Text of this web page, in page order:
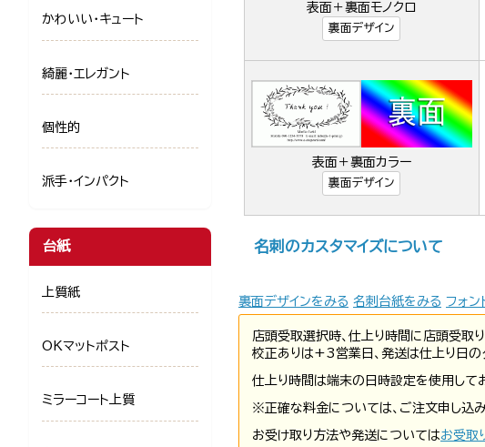
表面＋裏面モノクロ
裏面デザイン
表面＋裏面カラー
裏面デザイン
名刺のカスタマイズについて
裏面デザインをみる 名刺台紙をみる フォン
店頭受取選択時、仕上り時間に店頭受取
校正ありは+3営業日、発送は仕上り日の
仕上り時間は端末の日時設定を使用してお
※正確な料金については、ご注文申し込
お受け取り方法や発送についてはお受取
かわいい・キュート
綺麗・エレガント
個性的
派手・インパクト
台紙
上質紙
OKマットポスト
ミラーコート上質